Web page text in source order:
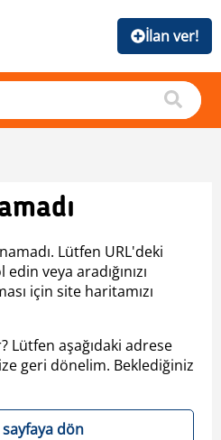
İlan ver!
Lütfen URL'deki
veya aradığınızı
için site haritamızı
Lütfen aşağıdaki adrese
geri dönelim. Beklediğiniz
dön